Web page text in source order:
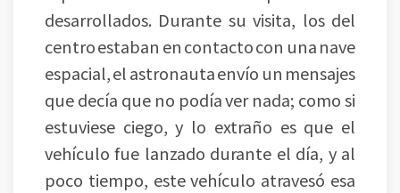
desarrollados. Durante su visita, los del
centro estaban en contacto con una nave
espacial, el astronauta envío un mensajes
que decía que no podía ver nada; como si
estuviese ciego, y lo extraño es que el
vehículo fue lanzado durante el día, y al
poco tiempo, este vehículo atravesó esa